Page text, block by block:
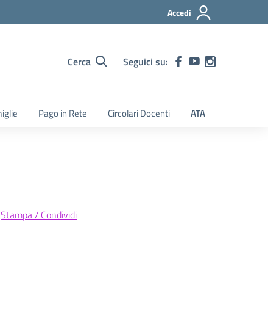
Accedi
Cerca Seguici su:
Pago in Rete Circolari Docenti ATA
Stampa / Condividi